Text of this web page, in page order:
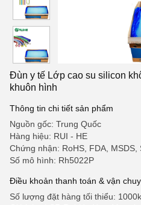
Đùn y tế Lớp cao su silicon
khuôn hình
Thông tin chi tiết sản phẩm
Nguồn gốc: Trung Quốc
Hàng hiệu: RUI - HE
Chứng nhận: RoHS, FDA, MSDS,
Số mô hình: Rh5022P
Điều khoản thanh toán & vận
Số lượng đặt hàng tối thiểu: